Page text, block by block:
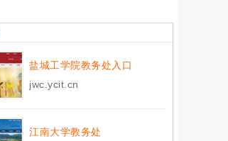
盐城工学院教务处入口
jwc.ycit.cn
江南大学教务处